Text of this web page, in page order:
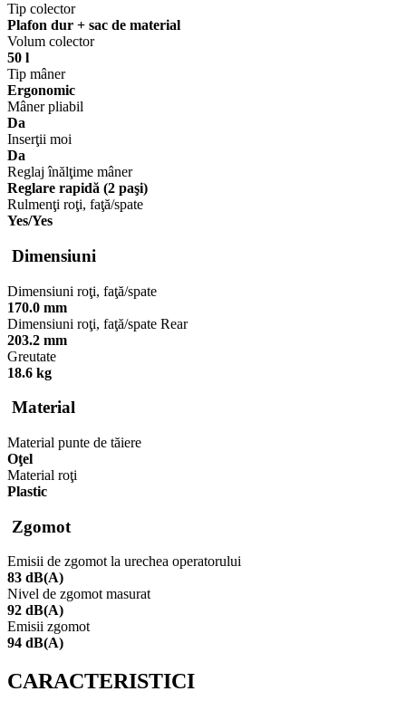
Tip colector
Plafon dur + sac de material
Volum colector
50 l
Tip mâner
Ergonomic
Mâner pliabil
Da
Inserţii moi
Da
Reglaj înălţime mâner
Reglare rapidă (2 paşi)
Rulmenţi roţi, faţă/spate
Yes/Yes
Dimensiuni
Dimensiuni roţi, faţă/spate
170.0 mm
Dimensiuni roţi, faţă/spate Rear
203.2 mm
Greutate
18.6 kg
Material
Material punte de tăiere
Oţel
Material roţi
Plastic
Zgomot
Emisii de zgomot la urechea operatorului
83 dB(A)
Nivel de zgomot masurat
92 dB(A)
Emisii zgomot
94 dB(A)
CARACTERISTICI